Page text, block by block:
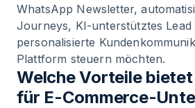
WhatsApp Newsletter,
Journeys, KI-unterstütztes Lead
personalisierte
Plattform steuern möchten.
Welche Vorteile
für E-Commerce-